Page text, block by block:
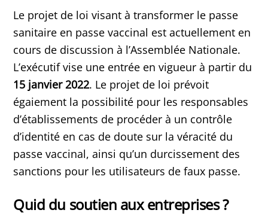
Le projet de loi visant à transformer le passe
sanitaire en passe vaccinal est actuellement en
cours de discussion à l’Assemblée Nationale.
L’exécutif vise une entrée en vigueur à partir du
15 janvier 2022. Le projet de loi prévoit
égaiement la possibilité pour les responsables
d’établissements de procéder à un contrôle
d’identité en cas de doute sur la véracité du
passe vaccinal, ainsi qu’un durcissement des
sanctions pour les utilisateurs de faux passe.
Quid du soutien aux entreprises ?